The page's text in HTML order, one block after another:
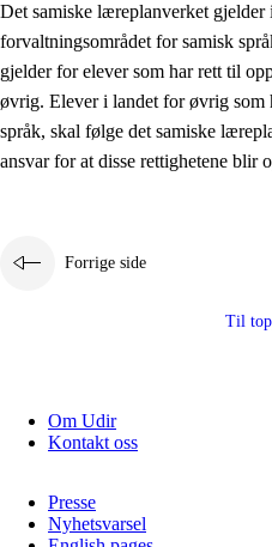
Det samiske læreplanverket gjelder
forvaltningsområdet for samisk
gjelder for elever som har rett til
øvrig. Elever i landet for øvrig
språk, skal følge det samiske
ansvar for at disse rettighetene blir
Forrige side
Til
Om Udir
Kontakt oss
Presse
Nyhetsvarsel